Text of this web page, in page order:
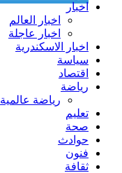
اخبار
اخبار العالم
اخبار عاجلة
اخبار الاسكندرية
سياسة
اقتصاد
رياضة
رياضة عالمية
تعليم
صحة
حوادث
فنون
ثقافة